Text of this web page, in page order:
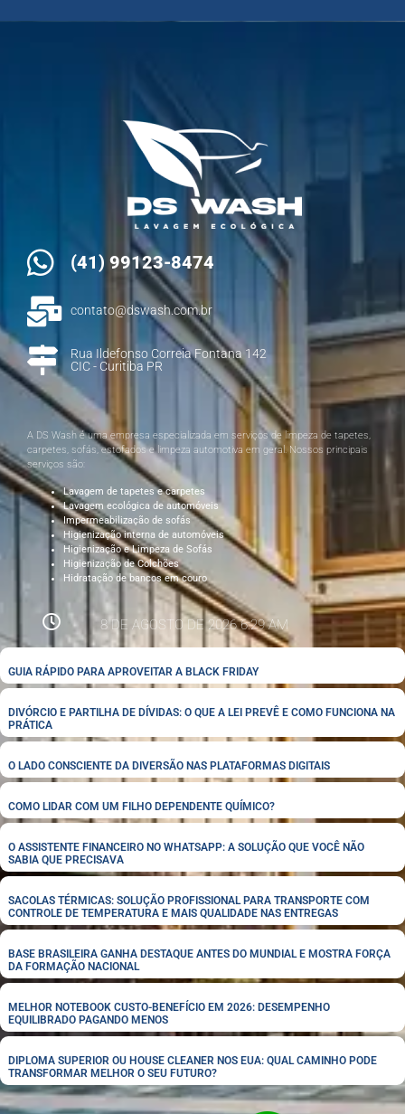
(41) 99123-8474
contato@dswash.com.br
Rua Ildefonso Correia Fontana 142
CIC - Curitiba PR
A DS Wash é uma empresa especializada em serviços de limpeza de tapetes,
carpetes, sofás, estofados e limpeza automotiva em geral. Nossos principais
serviços são:
Lavagem de tapetes e carpetes
Lavagem ecológica de automóveis
Impermeabilização de sofás
Higienização interna de automóveis
Higienização e Limpeza de Sofás
Higienização de Colchões
Hidratação de bancos em couro
8 DE AGOSTO DE 2026 6:29 AM
GUIA RÁPIDO PARA APROVEITAR A BLACK FRIDAY
DIVÓRCIO E PARTILHA DE DÍVIDAS: O QUE A LEI PREVÊ E COMO FUNCIONA NA
PRÁTICA
O LADO CONSCIENTE DA DIVERSÃO NAS PLATAFORMAS DIGITAIS
COMO LIDAR COM UM FILHO DEPENDENTE QUÍMICO?
O ASSISTENTE FINANCEIRO NO WHATSAPP: A SOLUÇÃO QUE VOCÊ NÃO
SABIA QUE PRECISAVA
SACOLAS TÉRMICAS: SOLUÇÃO PROFISSIONAL PARA TRANSPORTE COM
CONTROLE DE TEMPERATURA E MAIS QUALIDADE NAS ENTREGAS
BASE BRASILEIRA GANHA DESTAQUE ANTES DO MUNDIAL E MOSTRA FORÇA
DA FORMAÇÃO NACIONAL
MELHOR NOTEBOOK CUSTO-BENEFÍCIO EM 2026: DESEMPENHO
EQUILIBRADO PAGANDO MENOS
DIPLOMA SUPERIOR OU HOUSE CLEANER NOS EUA: QUAL CAMINHO PODE
TRANSFORMAR MELHOR O SEU FUTURO?